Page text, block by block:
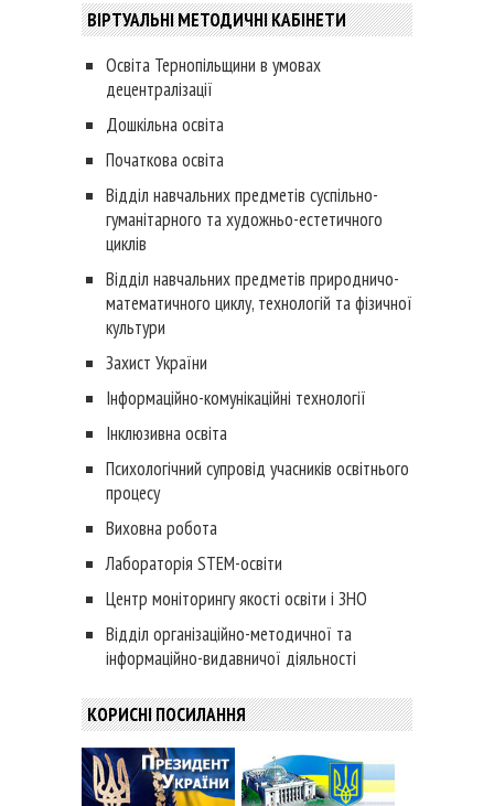
ВІРТУАЛЬНІ МЕТОДИЧНІ КАБІНЕТИ
Освіта Тернопільщини в умовах
децентралізації
Дошкільна освіта
Початкова освіта
Відділ навчальних предметів суспільно-
гуманітарного та художньо-естетичного
циклів
Відділ навчальних предметів природничо-
математичного циклу, технологій та фізичної
культури
Захист України
Інформаційно-комунікаційні технології
Інклюзивна освіта
Психологічний супровід учасників освітнього
процесу
Виховна робота
Лабораторія STEM-освіти
Центр моніторингу якості освіти і ЗНО
Відділ організаційно-методичної та
інформаційно-видавничої діяльності
КОРИСНІ ПОСИЛАННЯ